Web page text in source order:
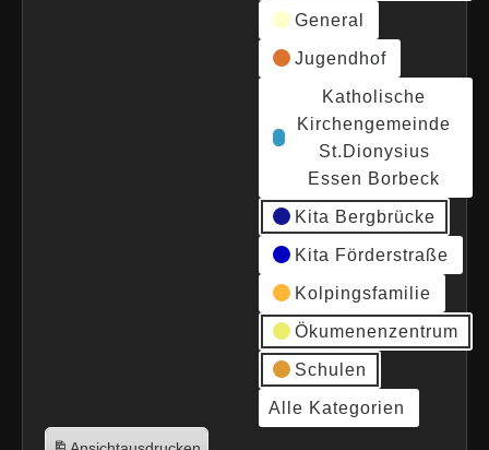
General
Jugendhof
Katholische
Kirchengemeinde
St.Dionysius
Essen Borbeck
Kita Bergbrücke
Kita Förderstraße
Kolpingsfamilie
Ökumenenzentrum
Schulen
Alle Kategorien